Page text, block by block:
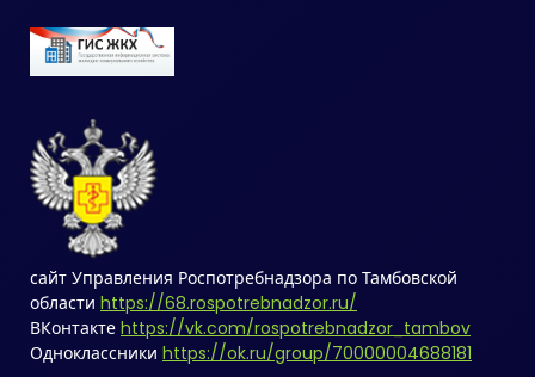
сайт Управления Роспотребнадзора по Тамбовской
области https://68.rospotrebnadzor.ru/
ВКонтакте https://vk.com/rospotrebnadzor_tambov
Одноклассники https://ok.ru/group/70000004688181